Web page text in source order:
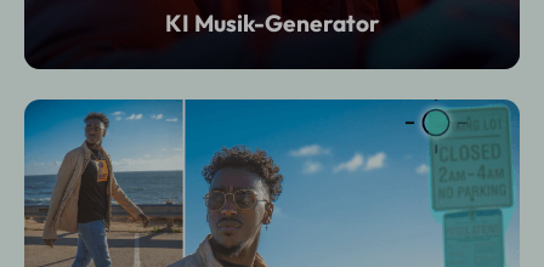
KI Musik-Generator